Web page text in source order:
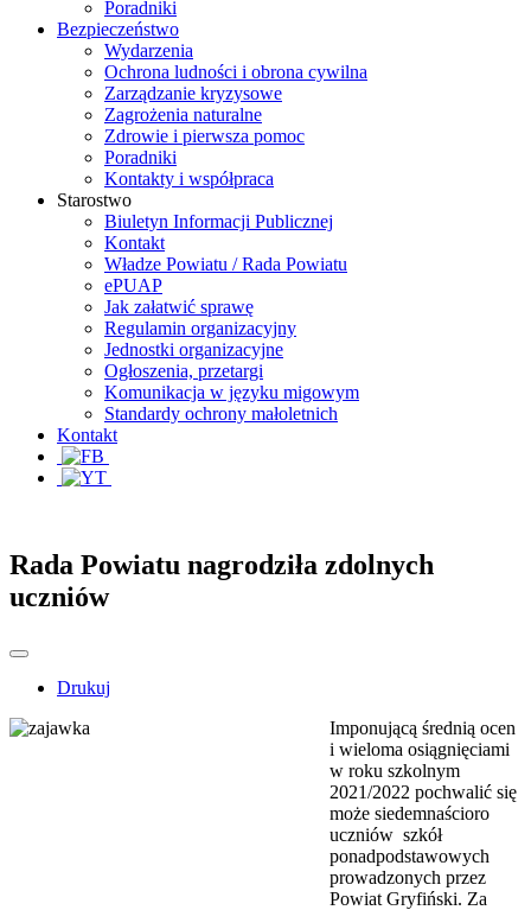
Poradniki
Bezpieczeństwo
Wydarzenia
Ochrona ludności i obrona cywilna
Zarządzanie kryzysowe
Zagrożenia naturalne
Zdrowie i pierwsza pomoc
Poradniki
Kontakty i współpraca
Starostwo
Biuletyn Informacji Publicznej
Kontakt
Władze Powiatu / Rada Powiatu
ePUAP
Jak załatwić sprawę
Regulamin organizacyjny
Jednostki organizacyjne
Ogłoszenia, przetargi
Komunikacja w języku migowym
Standardy ochrony małoletnich
Kontakt
Rada Powiatu nagrodziła zdolnych
uczniów
Drukuj
Imponującą średnią ocen
i wieloma osiągnięciami
w roku szkolnym
2021/2022 pochwalić się
może siedemnaścioro
uczniów szkół
ponadpodstawowych
prowadzonych przez
Powiat Gryfiński. Za